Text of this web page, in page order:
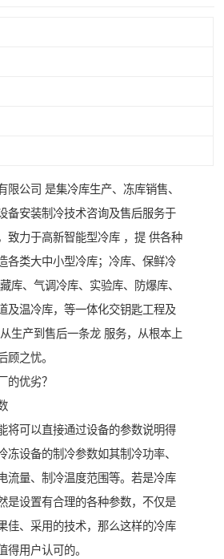
限公司 是集冷库生产、冻库销售、
备安装制冷技术咨询及售后服务于
致力于高新智能型冷库 ，提 供各种
各类大中小型冷库；冷库、保鲜冷
库、气调冷库、实验库、防爆库、
及温冷库，等一体化交钥匙工程及
生产到售后一条龙 服务，从根本上
顾之忧。
的优劣？
可以直接通过设备的参数说明得
冻设备的制冷参数如其制冷功率、
流量、制冷温度范围等。若是冷库
是设置有合理的各种参数，不仅是
佳、采用的技术，那么这样的冷库
得用户认可的。